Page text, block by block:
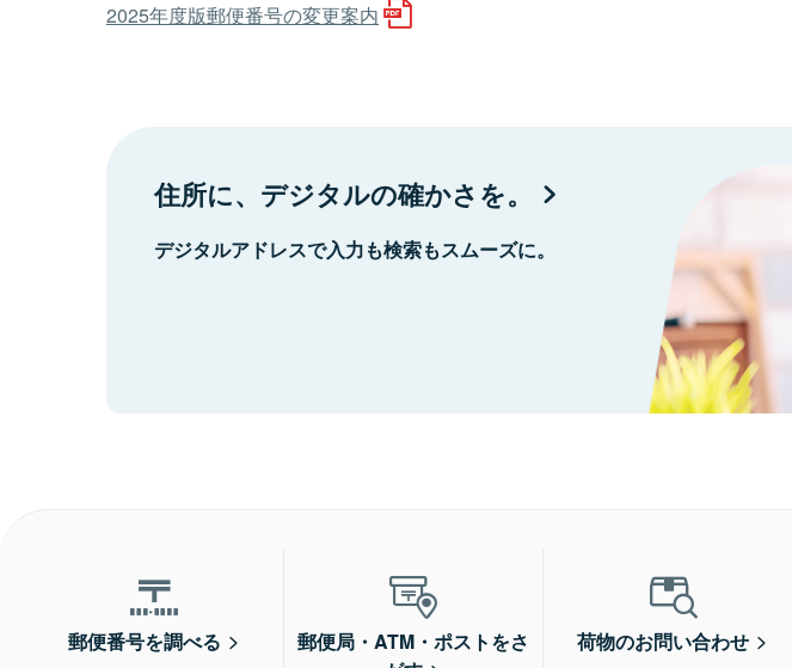
2025年度版郵便番号の変更案内
住所に、デジタルの確かさを。
デジタルアドレスで入力も検索もスムーズに。
郵便番号を調べる
郵便局・ATM・ポストをさ
荷物のお問い合わせ